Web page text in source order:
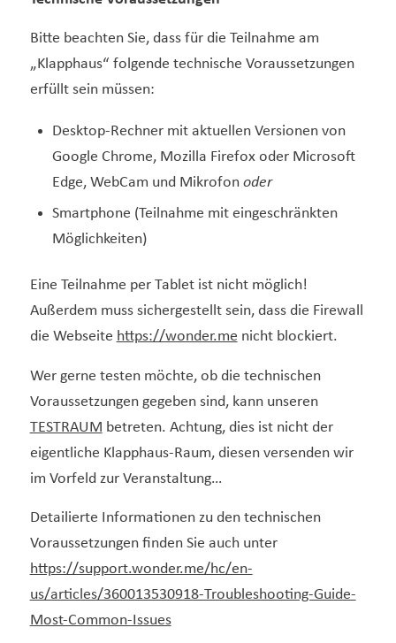
Bitte beachten Sie, dass für die Teilnahme am
„Klapphaus“ folgende technische Voraussetzungen
erfüllt sein müssen:
Desktop-Rechner mit aktuellen Versionen von
Google Chrome, Mozilla Firefox oder Microsoft
Edge, WebCam und Mikrofon oder
Smartphone (Teilnahme mit eingeschränkten
Möglichkeiten)
Eine Teilnahme per Tablet ist nicht möglich!
Außerdem muss sichergestellt sein, dass die Firewall
die Webseite https://wonder.me nicht blockiert.
Wer gerne testen möchte, ob die technischen
Voraussetzungen gegeben sind, kann unseren
TESTRAUM betreten. Achtung, dies ist nicht der
eigentliche Klapphaus-Raum, diesen versenden wir
im Vorfeld zur Veranstaltung…
Detailierte Informationen zu den technischen
Voraussetzungen finden Sie auch unter
https://support.wonder.me/hc/en-
us/articles/360013530918-Troubleshooting-Guide-
Most-Common-Issues